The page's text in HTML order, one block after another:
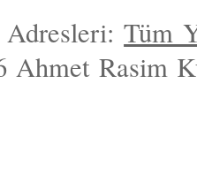
Adresleri:Tüm
Ahmet Rasim